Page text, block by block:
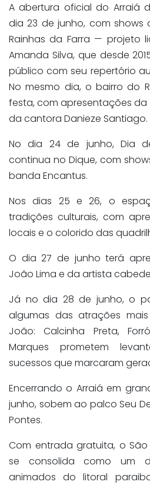
A abertura oficial do Arraiá
dia 23 de junho, com shows
Rainhas da Farra — projeto
Amanda Silva, que desde
público com seu repertório
No mesmo dia, o bairro do
festa, com apresentações
da cantora Danieze Santiago.
No dia 24 de junho, Dia
continua no Dique, com
banda Encantus.
Nos dias 25 e 26, o
tradições culturais, com
locais e o colorido das
O dia 27 de junho terá
João Lima e da artista
Já no dia 28 de junho, o
algumas das atrações
João: Calcinha Preta,
Marques prometem
sucessos que marcaram
Encerrando o Arraiá em
junho, sobem ao palco Seu
Pontes.
Com entrada gratuita, o
se consolida como um
animados do litoral